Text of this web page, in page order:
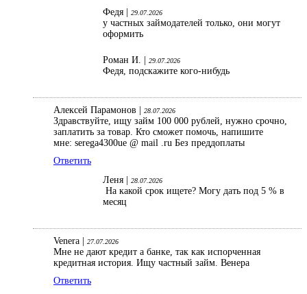
Федя |
29.07.2026
у частных займодателей только, они могут
оформить
Роман И. | 29.07.2026
Федя, подскажите кого-нибудь
Алексей Парамонов | 28.07.2026
Здравствуйте, ищу займ 100 000 рублей, нужно срочно,
заплатить за товар. Кто сможет помочь, напишите
мне: serega4300ue @ mail .ru Без преддоплаты
Ответить
Леня |
28.07.2026
На какой срок ищете? Могу дать под 5 % в
месяц
Venera | 27.07.2026
Мне не дают кредит а банке, так как испорченная
кредитная история. Ищу частный займ. Венера
Ответить